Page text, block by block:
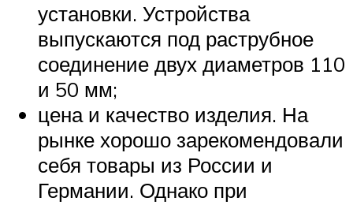
установки. Устройства
выпускаются под раструбное
соединение двух диаметров 110
и 50 мм;
цена и качество изделия. На
рынке хорошо зарекомендовали
себя товары из России и
Германии. Однако при